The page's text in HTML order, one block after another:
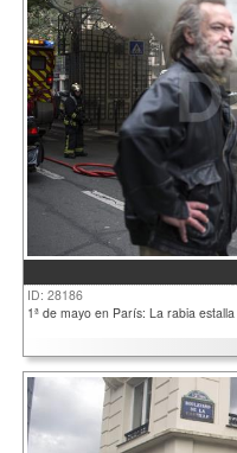
ID: 28186
1ª de mayo en París: La rabia